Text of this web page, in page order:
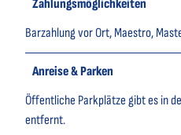
Zahlungsmöglichkeiten
Barzahlung vor Ort, Maestro,
Anreise & Parken
Öffentliche Parkplätze gibt es in
entfernt.